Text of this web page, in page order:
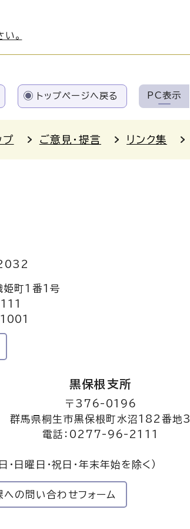
。
トップページへ戻る PC表示
プ ご意見・提言 リンク集
町1番1号
黒保根支所
〒376-0196
群馬県桐生市黒保根町水沼182番地3
電話：0277-96-2111
・日曜日・祝日・年末年始を除く）
への問い合わせフォーム